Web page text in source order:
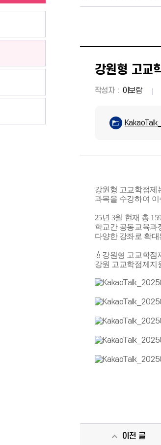
강원형 고교
작성자 이보람
강원형 고교학점제
과목을 수강하여
25년 3월 현재 총
학교간 공동교육과
다양한 강좌로 확
💧강원형 고교학점
강원 고교학점제지
이전 글